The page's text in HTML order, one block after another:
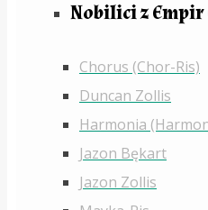
Nobilici z Empir
Chorus (Chor-Ris)
Duncan Zollis
Harmonia
Jazon Bękart
Jazon Zollis